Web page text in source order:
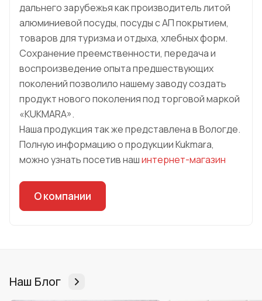
дальнего зарубежья как производитель литой
алюминиевой посуды, посуды с АП покрытием,
товаров для туризма и отдыха, хлебных форм.
Сохранение преемственности, передача и
воспроизведение опыта предшествующих
поколений позволило нашему заводу создать
продукт нового поколения под торговой маркой
«KUKMARA».
Наша продукция так же представлена в Вологде.
Полную информацию о продукции Kukmara,
можно узнать посетив нашинтернет-магазин
О компании
Наш Блог